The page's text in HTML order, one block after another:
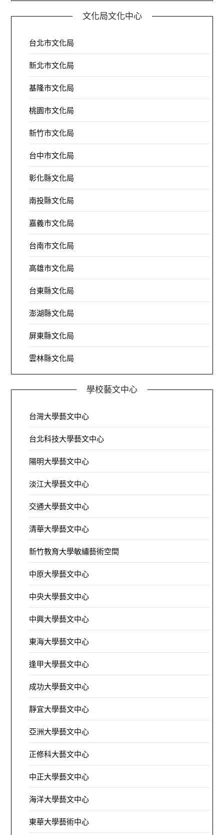
文化局文化中心
台北市文化局
新北市文化局
基隆市文化局
桃園市文化局
新竹市文化局
台中市文化局
彰化縣文化局
南投縣文化局
嘉義市文化局
台南市文化局
高雄市文化局
台東縣文化局
澎湖縣文化局
屏東縣文化局
雲林縣文化局
學校藝文中心
台灣大學藝文中心
台北科技大學藝文中心
陽明大學藝文中心
淡江大學藝文中心
交通大學藝文中心
清華大學藝文中心
新竹教育大學敏繡藝術空間
中原大學藝文中心
中央大學藝文中心
中興大學藝文中心
東海大學藝文中心
逢甲大學藝文中心
成功大學藝文中心
靜宜大學藝文中心
亞洲大學藝文中心
正修科大藝文中心
中正大學藝文中心
海洋大學藝文中心
東華大學藝術中心